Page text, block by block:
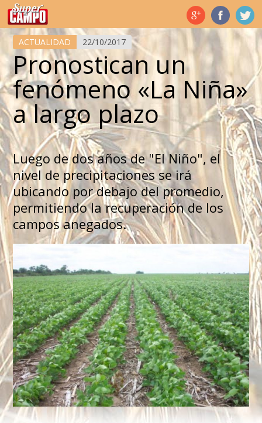
Temas de hoy
ACTUALIDAD 22/10/2017
Pronostican un
fenómeno «La Niña»
a largo plazo
Luego de dos años de "El Niño", el
nivel de precipitaciones se irá
ubicando por debajo del promedio,
permitiendo la recuperación de los
campos anegados.